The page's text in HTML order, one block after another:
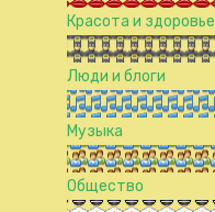
Красота и здоровье
Люди и блоги
Музыка
Общество